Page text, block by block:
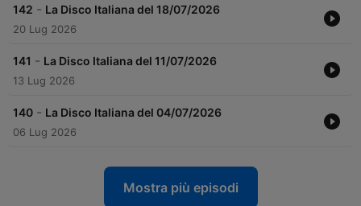
142 - La Disco Italiana del 18/07/2026
20 Lug 2026
141 - La Disco Italiana del 11/07/2026
13 Lug 2026
140 - La Disco Italiana del 04/07/2026
06 Lug 2026
Mostra più episodi